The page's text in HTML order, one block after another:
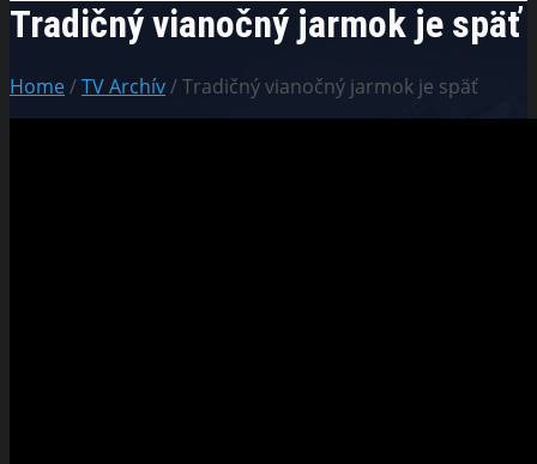
Tradičný vianočný jarmok je späť
Home/TV Archív/ Tradičný vianočný jarmok je späť